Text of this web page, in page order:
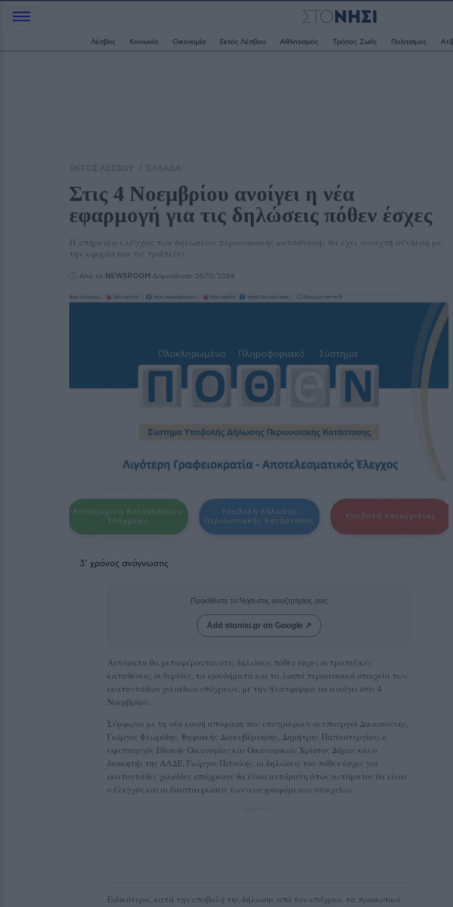
Λέσβος Κοινωνία Οικονομία Εκτός Λέσβου Αθλητισμός Τρόπος Ζωής Πολιτισμός
Στις 4 Νοεμβρίου ανοίγει η νέα
εφαρμογή για τις δηλώσεις πόθεν έσχες
Η υπηρεσία ελέγχου των δηλώσεων περιουσιακής κατάστασης θα έχει ανοιχτή σύνδεση με
την εφορία και τις τράπεζες
Από το NEWSROOM Δημοσίευση 24/10/2024
3' χρόνος ανάγνωσης
Προσθέστε το Νησί στις αναζητήσεις σας
Add stonisi.gr on Google ↗
Αυτόματα θα μεταφέρονται στις δηλώσεις πόθεν έσχες οι τραπεζικές
καταθέσεις, οι θυρίδες, τα εισοδήματα και τα λοιπά περιουσιακά στοιχεία των
εκατοντάδων χιλιάδων υπόχρεων, με την πλατφόρμα να ανοίγει στις 4
Νοεμβρίου.
Σύμφωνα με τη νέα κοινή απόφαση που υπογράφουν οι υπουργοί Δικαιοσύνης,
Γιώργος Φλωρίδης, Ψηφιακής Διακυβέρνησης, Δημήτρης Παπαστεργίου, ο
υφυπουργός Εθνικής Οικονομίας και Οικονομικών Χρίστος Δήμας και ο
διοικητής της ΑΑΔΕ, Γιώργος Πιτσιλής, οι δηλώσεις του πόθεν έσχες για
εκατοντάδες χιλιάδες υπόχρεους θα είναι αυτόματη όπως αυτόματος θα είναι
ο έλεγχος και οι διασταυρώσεις των αναγραφόμενων στοιχείων.
Ειδικότερα, κατά την υποβολή της δήλωσης από τον υπόχρεο, τα προσωπικά